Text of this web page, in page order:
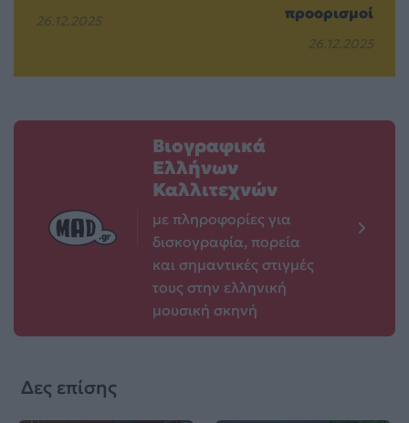
26.12.2025
προορισμοί
26.12.2025
Βιογραφικά
Ελλήνων
Καλλιτεχνών
με πληροφορίες για
δισκογραφία, πορεία
και σημαντικές στιγμές
τους στην ελληνική
μουσική σκηνή
Δες επίσης